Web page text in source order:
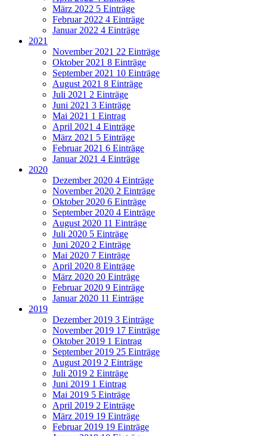
März 2022 5 Einträge
Februar 2022 4 Einträge
Januar 2022 4 Einträge
2021
November 2021 22 Einträge
Oktober 2021 8 Einträge
September 2021 10 Einträge
August 2021 8 Einträge
Juli 2021 2 Einträge
Juni 2021 3 Einträge
Mai 2021 1 Eintrag
April 2021 4 Einträge
März 2021 5 Einträge
Februar 2021 6 Einträge
Januar 2021 4 Einträge
2020
Dezember 2020 4 Einträge
November 2020 2 Einträge
Oktober 2020 6 Einträge
September 2020 4 Einträge
August 2020 11 Einträge
Juli 2020 5 Einträge
Juni 2020 2 Einträge
Mai 2020 7 Einträge
April 2020 8 Einträge
März 2020 20 Einträge
Februar 2020 9 Einträge
Januar 2020 11 Einträge
2019
Dezember 2019 3 Einträge
November 2019 17 Einträge
Oktober 2019 1 Eintrag
September 2019 25 Einträge
August 2019 2 Einträge
Juli 2019 2 Einträge
Juni 2019 1 Eintrag
Mai 2019 5 Einträge
April 2019 2 Einträge
März 2019 19 Einträge
Februar 2019 19 Einträge